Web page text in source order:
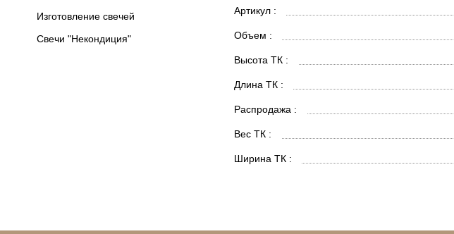
Изготовление свечей
Свечи "Некондиция"
Артикул :
Объем :
Высота ТК :
Длина ТК :
Распродажа :
Вес ТК :
Ширина ТК :